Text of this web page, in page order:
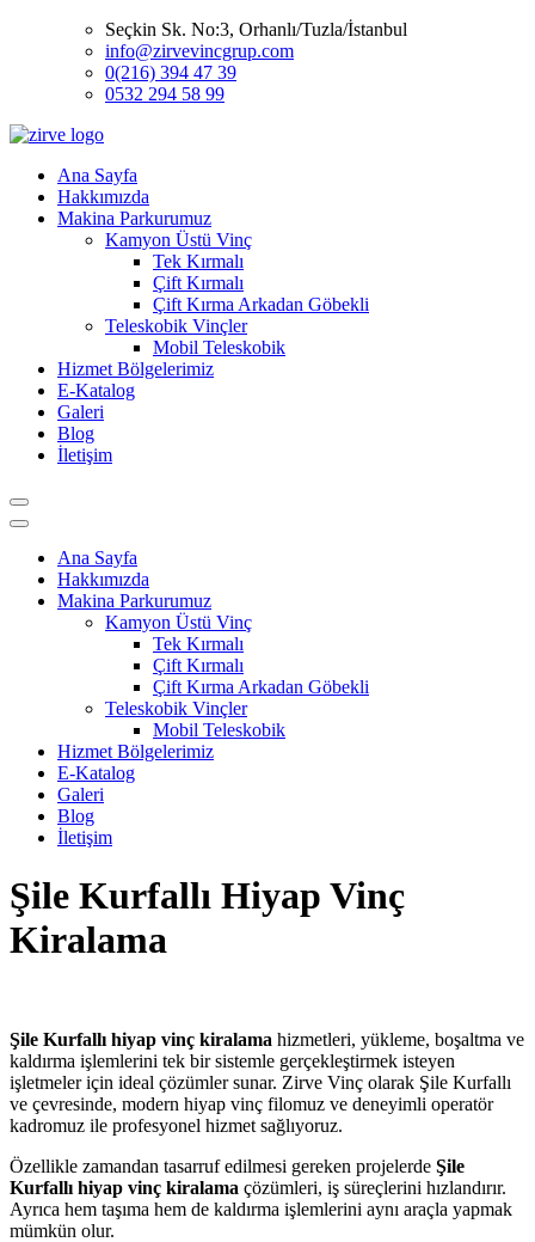
Seçkin Sk. No:3, Orhanlı/Tuzla/İstanbul
info@zirvevincgrup.com
0(216) 394 47 39
0532 294 58 99
Ana Sayfa
Hakkımızda
Makina Parkurumuz
Kamyon Üstü Vinç
Tek Kırmalı
Çift Kırmalı
Çift Kırma Arkadan Göbekli
Teleskobik Vinçler
Mobil Teleskobik
Hizmet Bölgelerimiz
E-Katalog
Galeri
Blog
İletişim
Ana Sayfa
Hakkımızda
Makina Parkurumuz
Kamyon Üstü Vinç
Tek Kırmalı
Çift Kırmalı
Çift Kırma Arkadan Göbekli
Teleskobik Vinçler
Mobil Teleskobik
Hizmet Bölgelerimiz
E-Katalog
Galeri
Blog
İletişim
Şile Kurfallı Hiyap Vinç
Kiralama
Şile Kurfallı hiyap vinç kiralama hizmetleri, yükleme, boşaltma ve
kaldırma işlemlerini tek bir sistemle gerçekleştirmek isteyen
işletmeler için ideal çözümler sunar. Zirve Vinç olarak Şile Kurfallı
ve çevresinde, modern hiyap vinç filomuz ve deneyimli operatör
kadromuz ile profesyonel hizmet sağlıyoruz.
Özellikle zamandan tasarruf edilmesi gereken projelerde Şile
Kurfallı hiyap vinç kiralama çözümleri, iş süreçlerini hızlandırır.
Ayrıca hem taşıma hem de kaldırma işlemlerini aynı araçla yapmak
mümkün olur.